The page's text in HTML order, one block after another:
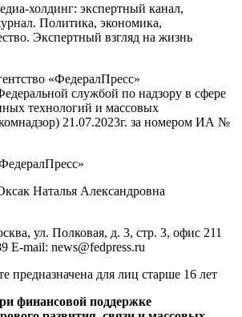
холдинг: экспертный канал,
Политика, экономика,
Экспертный взгляд на жизнь
«ФедералПресс»
службой по надзору в сфере
технологий и массовых
21.07.2023г. за номером ИА №
Наталья Александровна
ул. Полковая, д. 3, стр. 3, офис 211
E-mail: news@fedpress.ru
предназначена для лиц старше 16 лет
финансовой поддержке